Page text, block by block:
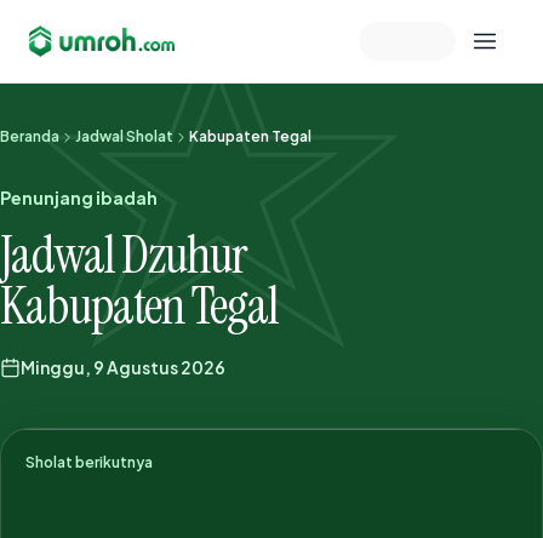
Memeriksa sesi akun
Beranda Jadwal Sholat Kabupaten Tegal
Penunjang ibadah
Jadwal Dzuhur
Kabupaten Tegal
Minggu, 9 Agustus 2026
Sholat berikutnya